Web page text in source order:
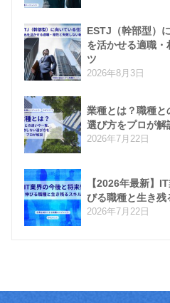
ESTJ（幹部型）
を活かせる適職・
ツ
2026年8月3日
業種とは？職種と
選び方をプロが解
2026年7月22日
【2026年最新】
びる職種と生き残
2026年7月22日